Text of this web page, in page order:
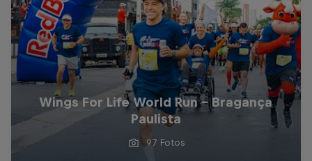
Wings For Life World Run - Bragança
Paulista
97 Fotos